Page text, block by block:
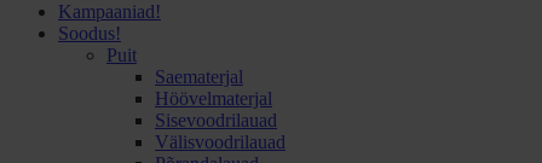
Kampaaniad!
Soodus!
Puit
Saematerjal
Höövelmaterjal
Sisevoodrilauad
Välisvoodrilauad